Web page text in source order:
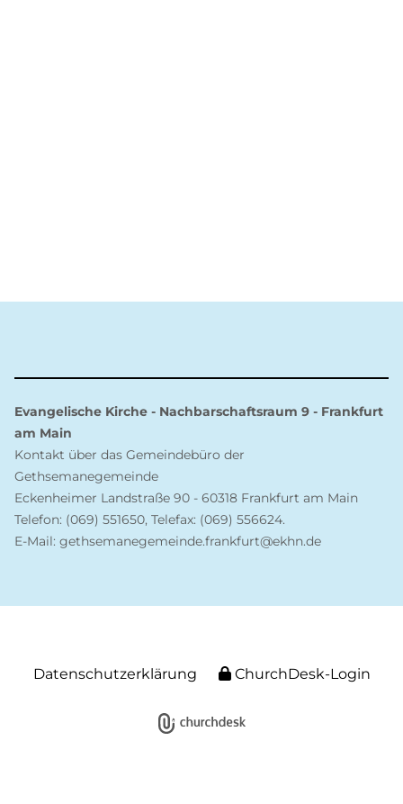
Evangelische Kirche - Nachbarschaftsraum 9 - Frankfurt
am Main
Kontakt über das Gemeindebüro der
Gethsemanegemeinde
Eckenheimer Landstraße 90 - 60318 Frankfurt am Main
Telefon: (069) 551650, Telefax: (069) 556624.
E-Mail: gethsemanegemeinde.frankfurt@ekhn.de
Datenschutzerklärung ChurchDesk-Login